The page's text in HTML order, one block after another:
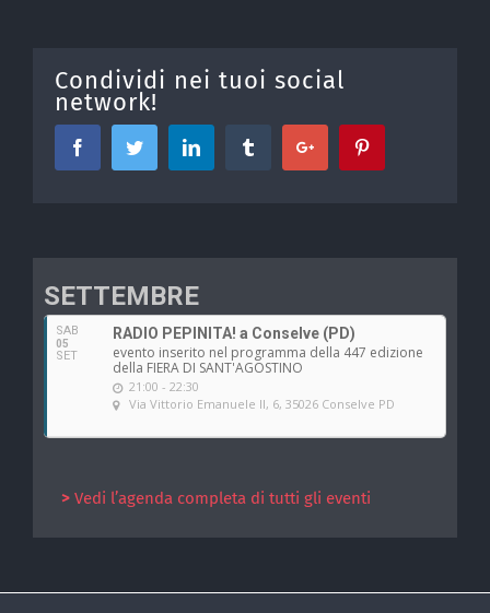
Condividi nei tuoi social
network!
FacebookTwitter Linkedin Tumblr Google+
SETTEMBRE
SAB
05
SET
RADIO PEPINITA! a Conselve (PD)
evento inserito nel programma della 447 edizione
della FIERA DI SANT'AGOSTINO
21:00 - 22:30
Via Vittorio Emanuele II, 6, 35026 Conselve PD
> Vedi l’agenda completa di tutti gli eventi